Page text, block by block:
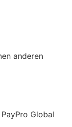
anderen
Global